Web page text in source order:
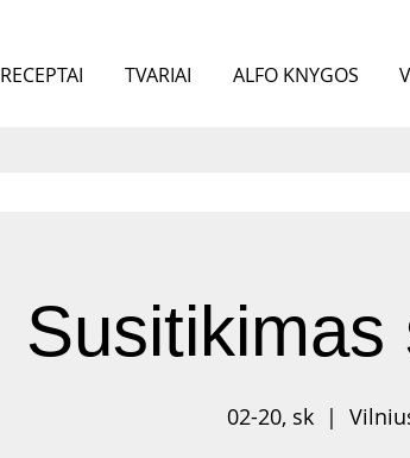
RECEPTAI TVARIAI ALFO KNYGOS
Susitikimas
02-20, sk
  |